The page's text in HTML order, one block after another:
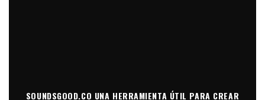
SOUNDSGOOD.CO UNA HERRAMIENTA ÚTIL PARA CREAR